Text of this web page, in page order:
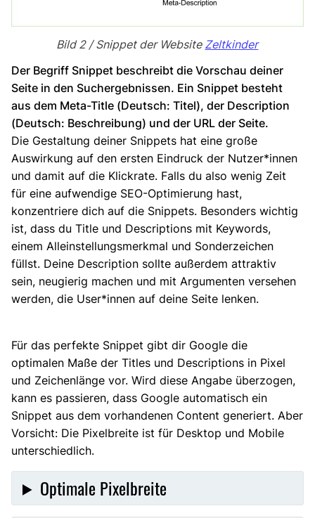
Bild 2 / Snippet der Website Zeltkinder
Der Begriff Snippet beschreibt die Vorschau deiner
Seite in den Suchergebnissen. Ein Snippet besteht
aus dem Meta-Title (Deutsch: Titel), der Description
(Deutsch: Beschreibung) und der URL der Seite.
Die Gestaltung deiner Snippets hat eine große
Auswirkung auf den ersten Eindruck der Nutzer*innen
und damit auf die Klickrate. Falls du also wenig Zeit
für eine aufwendige SEO-Optimierung hast,
konzentriere dich auf die Snippets. Besonders wichtig
ist, dass du Title und Descriptions mit Keywords,
einem Alleinstellungsmerkmal und Sonderzeichen
füllst. Deine Description sollte außerdem attraktiv
sein, neugierig machen und mit Argumenten versehen
werden, die User*innen auf deine Seite lenken.
Für das perfekte Snippet gibt dir Google die
optimalen Maße der Titles und Descriptions in Pixel
und Zeichenlänge vor. Wird diese Angabe überzogen,
kann es passieren, dass Google automatisch ein
Snippet aus dem vorhandenen Content generiert. Aber
Vorsicht: Die Pixelbreite ist für Desktop und Mobile
unterschiedlich.
Optimale Pixelbreite